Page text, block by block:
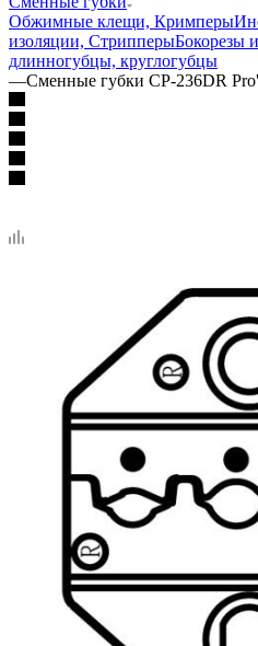
Обжимные клещи, Кримперы
изоляции, СтрипперыБокорезы
длинногубцы, круглогубцы
—Сменные губки CP-236DR